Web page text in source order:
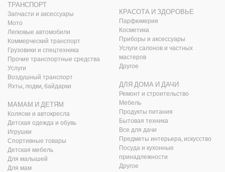
ТРАНСПОРТ
Запчасти и аксессуары
Мото
Легковые автомобили
Коммерческий транспорт
Грузовики и спецтехника
Прочие транспортные средства
Услуги
Воздушный транспорт
Яхты, лодки, байдарки
МАМАМ И ДЕТЯМ
Коляски и автокресла
Детская одежда и обувь
Игрушки
Спортивные товары
Детская мебель
Для малышей
Для мам
КРАСОТА И ЗДОРОВЬЕ
Парфюмерия
Косметика
Приборы и аксессуары
Услуги салонов и частных
мастеров
Другое
ДЛЯ ДОМА И ДАЧИ
Ремонт и строительство
Мебель
Продукты питания
Бытовая техника
Все для дачи
Предметы интерьера, искусство
Посуда и кухонные
принадлежности
Другое